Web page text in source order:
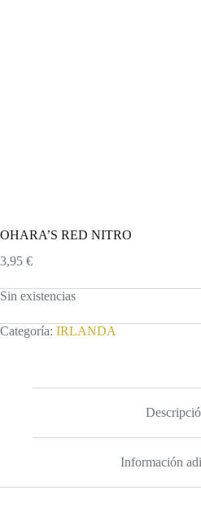
OHARA’S RED NITRO
3,95 €
Sin existencias
Categoría: IRLANDA
Información